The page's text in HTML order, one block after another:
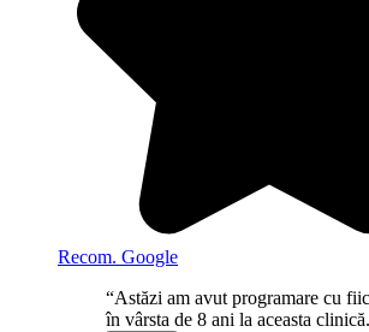
Recom. Google
“Astăzi am avut programare cu
în vârsta de 8 ani la aceasta